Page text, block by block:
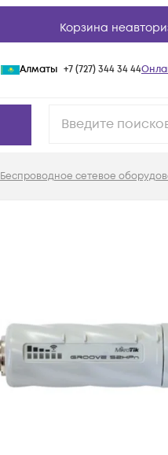
Корзина
Алматы +7 (727) 344 34 44
Беспроводное сетевое